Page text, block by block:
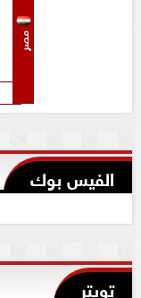
مصر
الفيس بوك
تويتر